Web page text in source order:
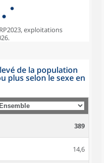
exploitations
de la population
plus selon le sexe en
389
14,6